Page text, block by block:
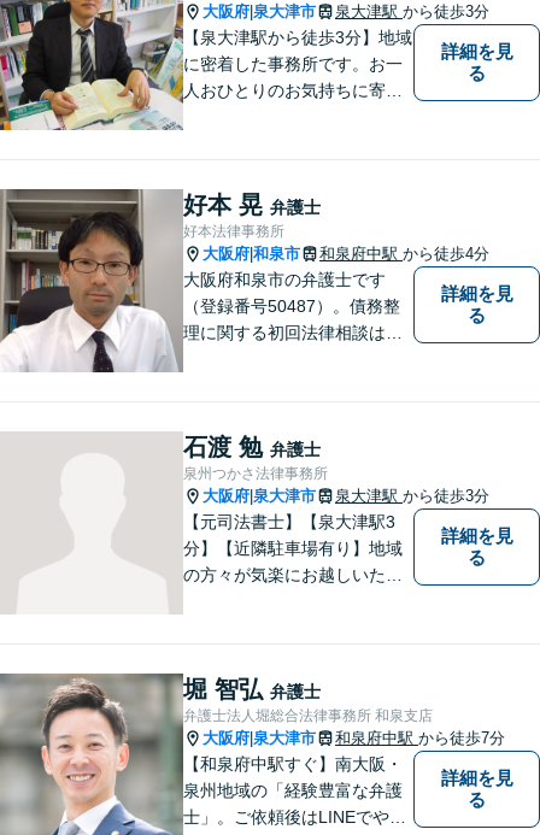
大阪府 泉大津市 泉大津駅 から徒歩3分
【泉大津駅から徒歩3分】地域
に密着した事務所です。お一
人おひとりのお気持ちに寄り
詳細を見
る
好本 晃 弁護士
好本法律事務所
大阪府 和泉市 和泉府中駅 から徒歩4分
大阪府和泉市の弁護士です
（登録番号50487）。債務整
理に関する初回法律相談は無
詳細を見
る
石渡 勉 弁護士
泉州つかさ法律事務所
大阪府 泉大津市 泉大津駅 から徒歩3分
【元司法書士】【泉大津駅3
分】【近隣駐車場有り】地域
の方々が気楽にお越しいただ
かどうかも含めて、まずはお
気軽にご相談ください。
詳細を見
る
堀 智弘 弁護士
弁護士法人堀総合法律事務所 和泉支店
大阪府 泉大津市 和泉府中駅 から徒歩7分
【和泉府中駅すぐ】南大阪・
泉州地域の「経験豊富な弁護
士」。ご依頼後はLINEでやり
詳細を見
る